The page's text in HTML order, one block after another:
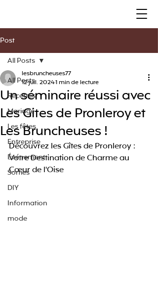
Post
All Posts
Recettes
Mariage
Les fêtes
Entreprise
Événement
Sorties
DIY
Information
mode
All Posts
Un séminaire réussi avec
Les Gites de Pronleroy et
Les Bruncheuses !
lesbruncheuses77
12 juil. 20241 min de lecture
Découvrez les Gîtes de Pronleroy :
Votre Destination de Charme au
Cœur de l'Oise